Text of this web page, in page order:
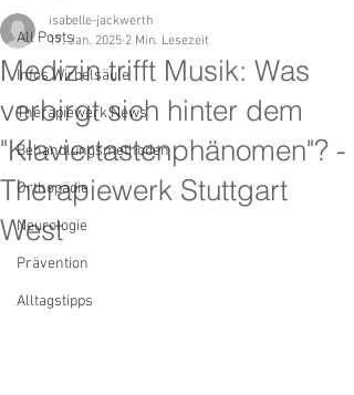
All Posts
Infos Wirbelsäule
Therapiewerk News
Behandlungsmethoden
Orthopädie
Neurologie
Prävention
Alltagstipps
Medizin trifft Musik: Was
verbirgt sich hinter dem
"Klaviertastenphänomen"? -
Therapiewerk Stuttgart
West
isabelle-jackwerth
17. Jan. 2025 2 Min. Lesezeit